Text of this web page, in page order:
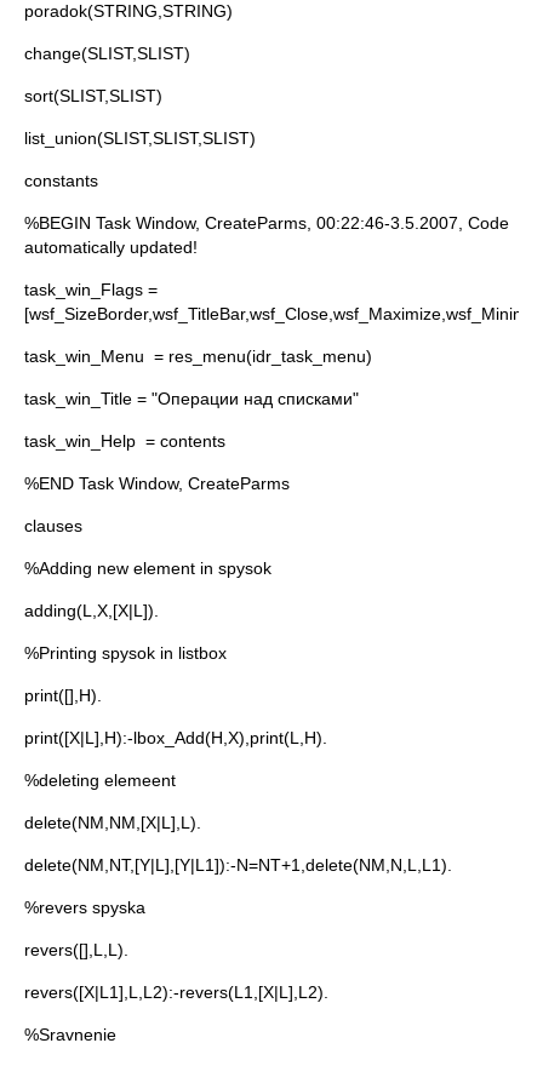
poradok(STRING,STRING)
change(SLIST,SLIST)
sort(SLIST,SLIST)
list_union(SLIST,SLIST,SLIST)
constants
%BEGIN Task Window, CreateParms, 00:22:46-3.5.2007, Code
automatically updated!
task_win_Flags =
task_win_Menu = res_menu(idr_task_menu)
task_win_Title = "Операции над списками"
task_win_Help = contents
%END Task Window, CreateParms
clauses
%Adding new element in spysok
adding(L,X,[X|L]).
%Printing spysok in listbox
print([],H).
print([X|L],H):-lbox_Add(H,X),print(L,H).
%deleting elemeent
delete(NM,NM,[X|L],L).
delete(NM,NT,[Y|L],[Y|L1]):-N=NT+1,delete(NM,N,L,L1).
%revers spyska
revers([],L,L).
revers([X|L1],L,L2):-revers(L1,[X|L],L2).
%Sravnenie